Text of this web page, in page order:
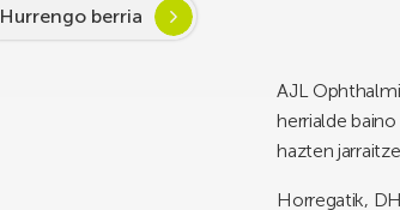
Hurrengo berria
AJL
herrialde
hazten
Horregatik,